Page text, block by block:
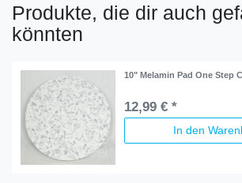
Produkte, die dir auch
könnten
10" Melamin Pad One Step
12,99 € *
In den